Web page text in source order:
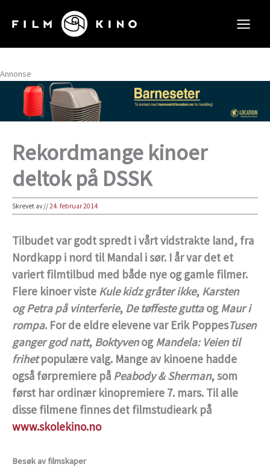
rett
innholdet
Annonse
Rekordmange kinoer
deltok på DSSK
Skrevet av//24. februar 2014
Tilbudet var godt spredt i vårt vidstrakte land, fra
Nordkapp i nord til Mandal i sør. I år var det et
variert filmtilbud med både nye og gamle filmer.
Flere kinoer viste Kule kidz gråter ikke, Karsten
og Petra på vinterferie, De tøffeste guttaogMaur i
rompa. For de eldre elevene var Erik PoppesTusen
ganger god natt, BoktyvenogMandela: Veien til
frihetpopulære valg. Mange av kinoene hadde
også førpremiere på Peabody & Sherman, som
først har ordinær kinopremiere 7. mars. Til alle
disse filmene finnes det filmstudieark på
www.skolekino.no
Besøk av filmskaper